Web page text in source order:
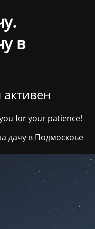
в
for your patience!
дачу в Подмоскоье